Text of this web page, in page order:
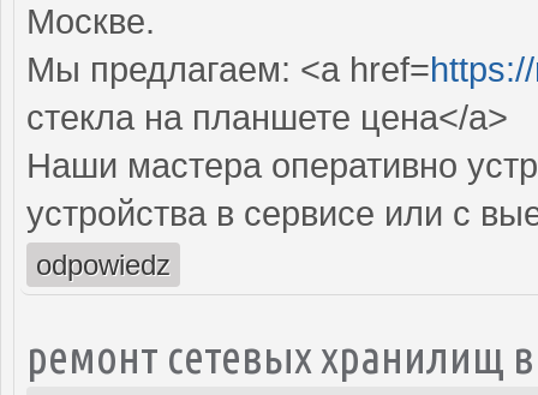
Москве.
Мы предлагаем: <a href=
стекла на планшете цена</a>
Наши мастера оперативно
устройства в сервисе или с
odpowiedz
ремонт сетевых хранилищ